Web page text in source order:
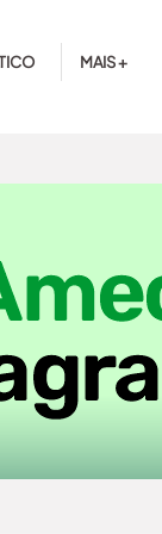
MAIS +